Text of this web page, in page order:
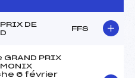
DE
FFS
PRIX
6 février